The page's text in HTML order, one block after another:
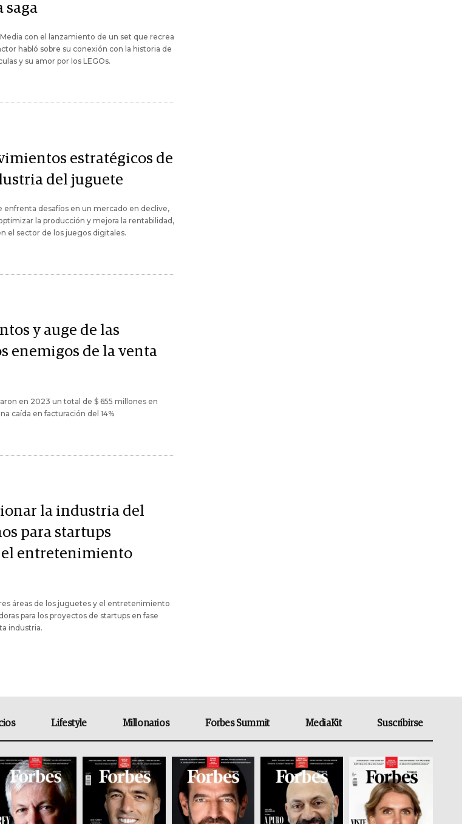
saga
con el lanzamiento de un set que recrea
habló sobre su conexión con la historia de
y su amor por los LEGOs.
estratégicos de
del juguete
enfrenta desafíos en un mercado en declive,
la producción y mejora la rentabilidad,
el sector de los juegos digitales.
y auge de las
enemigos de la venta
en 2023 un total de $ 655 millones en
caída en facturación del 14%
la industria del
para startups
entretenimiento
áreas de los juguetes y el entretenimiento
para los proyectos de startups en fase
industria.
Lifestyle Millonarios Forbes Summit MediaKit Suscribirse